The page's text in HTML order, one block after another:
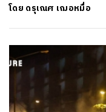
โดย ดรุเณศ เฌอหมื่อ